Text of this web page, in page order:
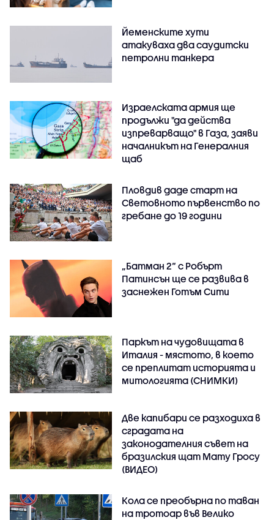
Йеменските хути
атакуваха два саудитски
петролни танкера
Израелската армия ще
продължи "да действа
изпреварващо" в Газа, заяви
началникът на Генералния
щаб
Пловдив даде старт на
Световното първенство по
гребане до 19 години
„Батман 2“ с Робърт
Патинсън ще се развива в
заснежен Готъм Сити
Паркът на чудовищата в
Италия - мястото, в което
се преплитат историята и
митологията (СНИМКИ)
Две капибари се разходиха в
сградата на
законодателния съвет на
бразилския щат Мату Гросу
(ВИДЕО)
Кола се преобърна по таван
на тротоар във Велико